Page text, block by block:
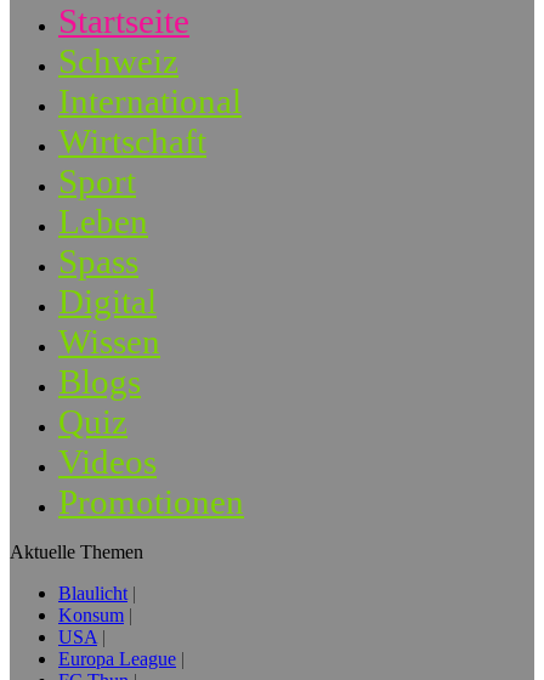
Startseite
Schweiz
International
Wirtschaft
Sport
Leben
Spass
Digital
Wissen
Blogs
Quiz
Videos
Promotionen
Aktuelle Themen
Blaulicht
Konsum
USA
Europa League